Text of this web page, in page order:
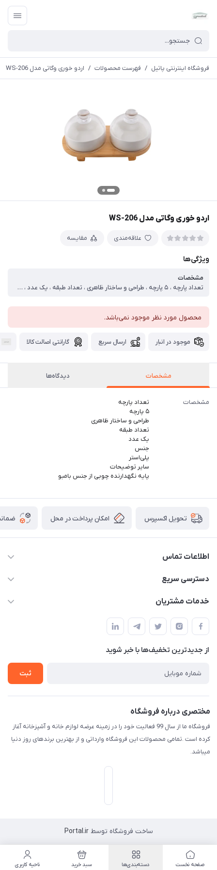
فروشگاه اینترنتی پاتیل / فهرست محصولات / اردو خوری وگاتی مدل WS-206
اردو خوری وگاتی مدل WS-206
علاقه‌مندی مقایسه
ویژگی‌ها
مشخصات
تعداد پارچه ، ۵ پارچه ، طراحی و ساختار ظاهری ، تعداد طبقه ، یک عدد ، جنس ، پلی‌استر ، سایر توضیحات ، پایه نگهدارنده چوبی از جنس بامبو
محصول مورد نظر موجود نمی‌باشد.
موجود در انبار ارسال سریع گارانتی اصالت کالا
مشخصات دیدگاه‌ها
مشخصات
تعداد پارچه
۵ پارچه
طراحی و ساختار ظاهری
تعداد طبقه
یک عدد
جنس
پلی‌استر
سایر توضیحات
پایه نگهدارنده چوبی از جنس بامبو
تحویل اکسپرس امکان پرداخت در محل
اطلاعات تماس
09165044753
دسترسی سریع
حساب کاربری
لیست محصولات
درباره ما
خدمات مشتریان
قوانین و مقررات
حریم خصوصی
راهنما
از جدید‌ترین تخفیف‌ها با‌ خبر شوید
ثبت
مختصری درباره فروشگاه
فروشگاه ما از سال 99 فعالیت خود را در زمینه عرضه لوازم خانه و آشپزخانه آغاز
کرده است .تمامی محصولات این فروشگاه وارداتی و از بهترین برندهای روز دنیا
میباشد.
ساخت فروشگاه توسطPortal.ir
صفحه نخست دسته‌بندی‌ها سبد خرید ناحیه کاربری